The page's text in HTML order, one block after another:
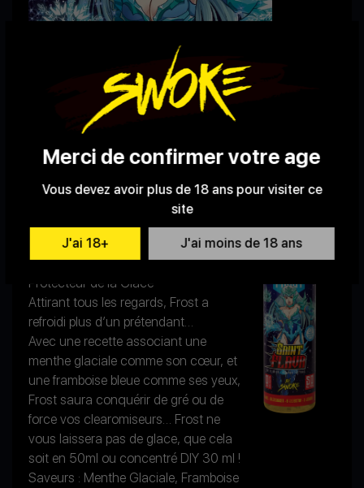
Merci de confirmer votre age
Vous devez avoir plus de 18 ans pour visiter ce
site
J'ai 18+ J'ai moins de 18 ans
SAINT FLAVA
FRUITÉS
FROST
Protecteur de la Glace
Attirant tous les regards, Frost a
refroidi plus d’un prétendant…
Avec une recette associant une
menthe glaciale comme son cœur, et
une framboise bleue comme ses yeux,
Frost saura conquérir de gré ou de
force vos clearomiseurs… Frost ne
vous laissera pas de glace, que cela
soit en 50ml ou concentré DIY 30 ml !
Saveurs : Menthe Glaciale, Framboise